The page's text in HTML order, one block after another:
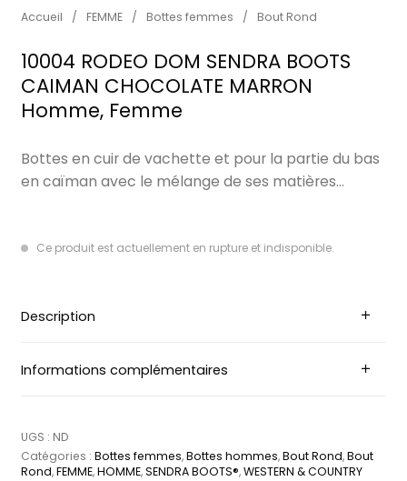
Accueil / FEMME / Bottes femmes / Bout Rond
10004 RODEO DOM SENDRA BOOTS
CAIMAN CHOCOLATE MARRON
Homme, Femme
Bottes en cuir de vachette et pour la partie du bas
en caïman avec le mélange de ses matières…
Ce produit est actuellement en rupture et indisponible.
Description
Informations complémentaires
UGS : ND
Catégories : Bottes femmes,Bottes hommes,Bout Rond,Bout
Rond,FEMME,HOMME,SENDRA BOOTS®,WESTERN & COUNTRY